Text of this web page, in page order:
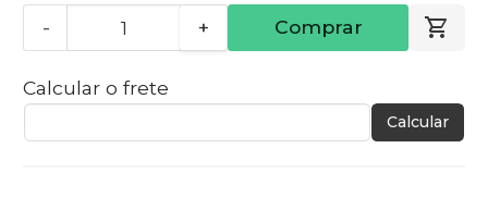
- + Comprar
Calcular o frete
Calcular